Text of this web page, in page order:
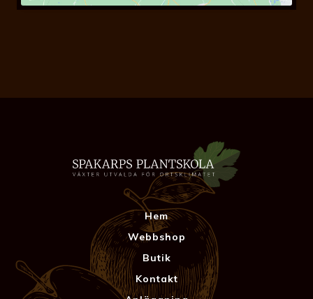
Hem
Webbshop
Butik
Kontakt